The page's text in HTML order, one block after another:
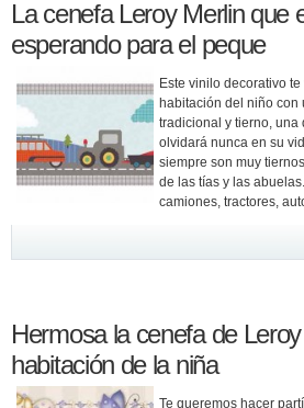
La cenefa Leroy Merlin que
esperando para el peque
Este vinilo decorativo
habitación del niño con
tradicional y tierno,
olvidará nunca en su
siempre son muy
de las tías y las
camiones, tractores,
Hermosa la cenefa de
habitación de la niña
Te queremos hacer